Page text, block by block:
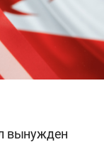
вынужден